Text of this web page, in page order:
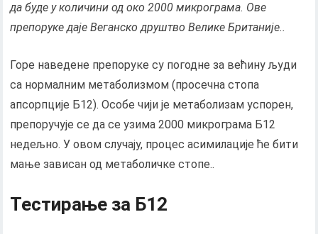
да буде у количини од око 2000 микрограма. Ове
препоруке даје Веганско друштво Велике Британије..
Горе наведене препоруке су погодне за већину људи
са нормалним метаболизмом (просечна стопа
апсорпције Б12). Особе чији је метаболизам успорен,
препоручује се да се узима 2000 микрограма Б12
недељно. У овом случају, процес асимилације ће бити
мање зависан од метаболичке стопе..
Тестирање за Б12